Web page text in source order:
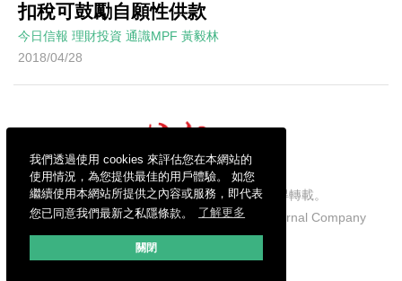
我們透過使用 cookies 來評估您在本網站的
使用情況，為您提供最佳的用戶體驗。 如您
繼續使用本網站所提供之內容或服務，即代表
您已同意我們最新之私隱條款。
了解更多
關閉
扣稅可鼓勵自願性供款
今日信報 理財投資 通識MPF 黃毅林
2018/04/28
信報財經新聞有限公司版權所有，不得轉載。
Copyright © 2026 Hong Kong Economic Journal Company
Limited. All rights reserved.